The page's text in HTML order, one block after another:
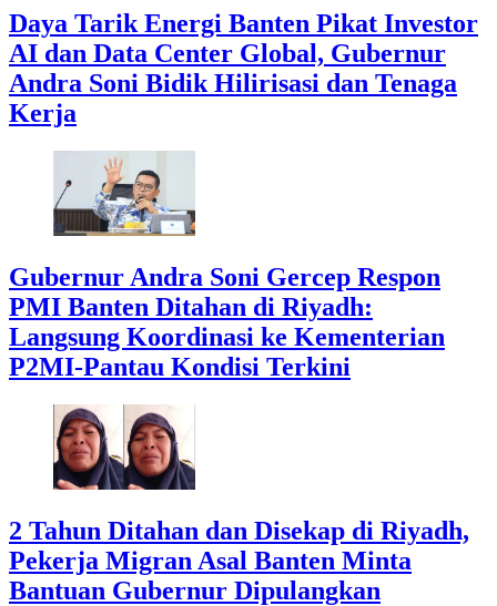
Daya Tarik Energi Banten Pikat Investor
AI dan Data Center Global, Gubernur
Andra Soni Bidik Hilirisasi dan Tenaga
Kerja
Gubernur Andra Soni Gercep Respon
PMI Banten Ditahan di Riyadh:
Langsung Koordinasi ke Kementerian
P2MI-Pantau Kondisi Terkini
2 Tahun Ditahan dan Disekap di Riyadh,
Pekerja Migran Asal Banten Minta
Bantuan Gubernur Dipulangkan